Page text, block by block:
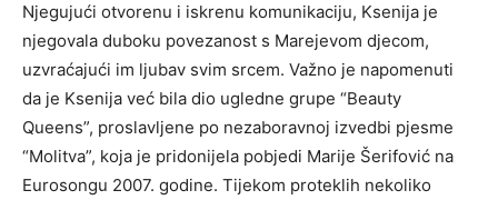
Njegujući otvorenu i iskrenu komunikaciju, Ksenija je
njegovala duboku povezanost s Marejevom djecom,
uzvraćajući im ljubav svim srcem. Važno je napomenuti
da je Ksenija već bila dio ugledne grupe “Beauty
Queens”, proslavljene po nezaboravnoj izvedbi pjesme
“Molitva”, koja je pridonijela pobjedi Marije Šerifović na
Eurosongu 2007. godine. Tijekom proteklih nekoliko